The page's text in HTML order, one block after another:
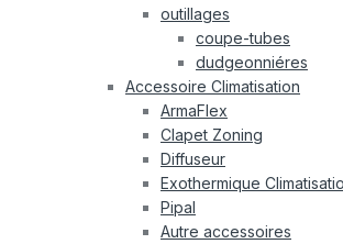
outillages
coupe-tubes
dudgeonniéres
Accessoire Climatisation
ArmaFlex
Clapet Zoning
Diffuseur
Exothermique
Pipal
Autre accessoires